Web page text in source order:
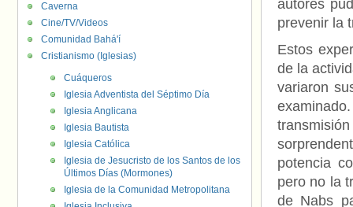
autores
prevenir la
Estos
de la
variaron
potencia
pero no la
de Nabs
Caverna
Cine/TV/Videos
Comunidad Bahá'í
Cristianismo (Iglesias)
Cuáqueros
Iglesia Adventista del Séptimo Día
Iglesia Anglicana
Iglesia Bautista
Iglesia Católica
Iglesia de Jesucristo de los Santos de los
Últimos Días (Mormones)
Iglesia de la Comunidad Metropolitana